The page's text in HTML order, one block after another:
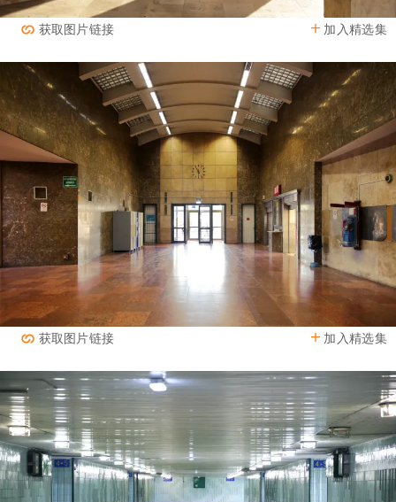
加入精选集
获取图片链接
加入精选集
获取图片链接